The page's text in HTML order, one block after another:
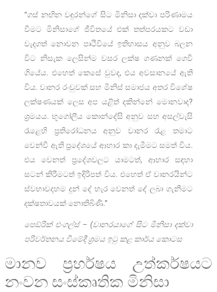
“ගස් නඟින වඳුරන්ගේ සිට මිනිසා දක්වා පරිණාමය
වීමට මිනිසාගේ ජීවිතයේ එක් තත්පරයකට වඩා
වැදගත් නොවන පෘථිවියේ ඉතිහාසය අනුව බලන
විට නිසැක ලෙසින්ම වසර ලක්ෂ ගණනක් ගෙවී
ගියේය. එහෙත් කෙසේ වුවද, එය අවසානයේ ඇති
විය. වානර රංචුවක් සහ මිනිස් සමාජය අතර විශේෂ
ලක්ෂණයක් ලෙස අප යළිත් දකින්නේ මොනවාද?
ශ්‍රමයය. භූගෝලීය කොන්දේසි අනුව සහ අසල්වැසි
රැළෙහි ප්‍රතිරෝධනය අනුව වානර රැළ තමාට
වෙන්වී ඇති ප්‍රදේශයේ ආහාර කා දැමීමට සමත් විය.
එය වෙනත් ප්‍රදේශවලට යාමටත්, ආහාර සඳහා
සටන් කිරීමටත් ඉදිරිපත් විය. එහෙත් ඒ වානරයින්ට
ස්වභාවදහම දුන් දේ හැර වෙනත් දේ ලබා ගැනීමට
දක්ෂතාවයක් නොතිබිණි.”
පෙඞ්රික් එංගල්ස් – (වානරයාගේ සිට මිනිසා දක්වා
පරිවර්තනය වීමේදී ශ්‍රමය ඉටු කළ කාර්ය කොටස
මානව ප්‍රහර්ෂය උත්කර්ෂයට
නංවන සංස්කෘතික මිනිසා